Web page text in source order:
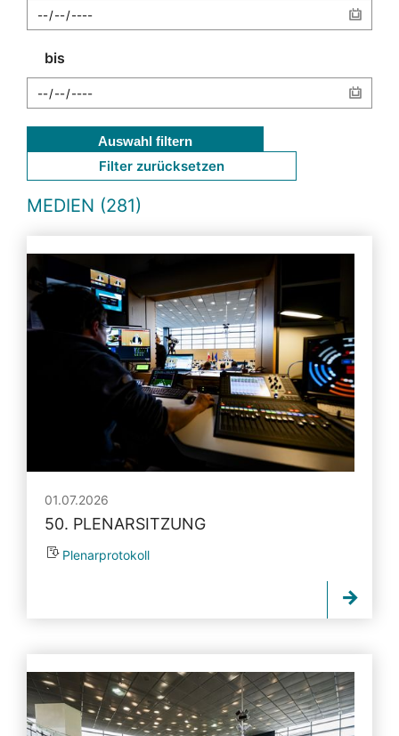
bis
Auswahl filtern
Filter zurücksetzen
MEDIEN (281)
01.07.2026
50. PLENARSITZUNG
Plenarprotokoll